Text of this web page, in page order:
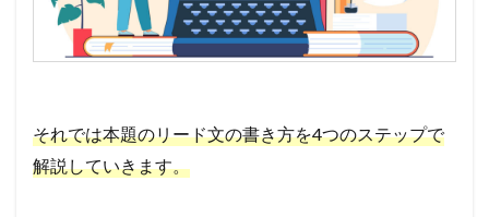
それでは本題のリード文の書き方を4つのステップで
解説していきます。